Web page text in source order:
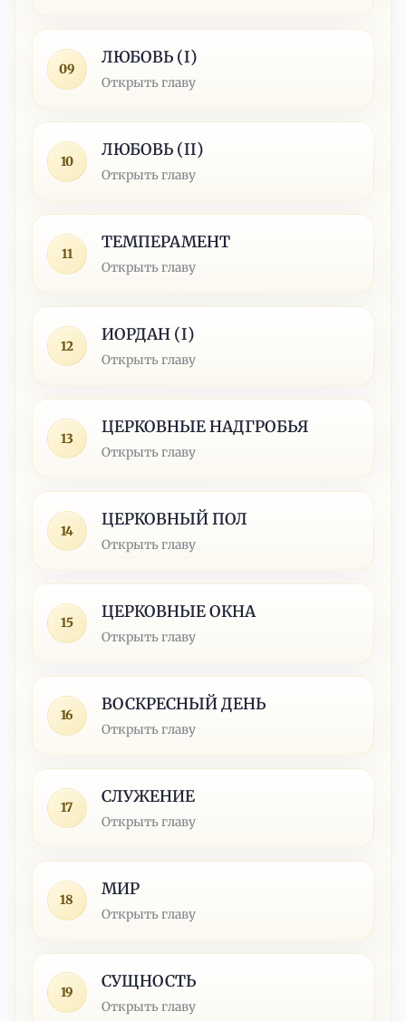
09
ЛЮБОВЬ (I)
Открыть главу
10
ЛЮБОВЬ (II)
Открыть главу
11
ТЕМПЕРАМЕНТ
Открыть главу
12
ИОРДАН (I)
Открыть главу
13
ЦЕРКОВНЫЕ НАДГРОБЬЯ
Открыть главу
14
ЦЕРКОВНЫЙ ПОЛ
Открыть главу
15
ЦЕРКОВНЫЕ ОКНА
Открыть главу
16
ВОСКРЕСНЫЙ ДЕНЬ
Открыть главу
17
СЛУЖЕНИЕ
Открыть главу
18
МИР
Открыть главу
19
СУЩНОСТЬ
Открыть главу